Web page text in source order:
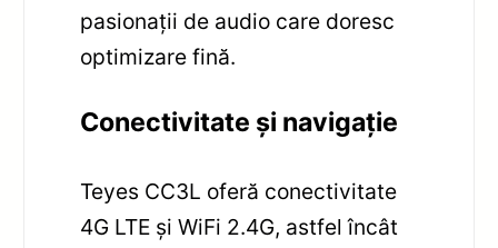
pasionații de audio care doresc
optimizare fină.
Conectivitate și navigație
Teyes CC3L oferă conectivitate
4G LTE și WiFi 2.4G, astfel încât